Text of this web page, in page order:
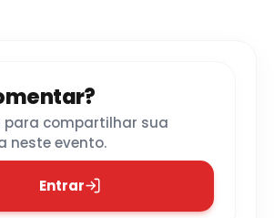
para compartilhar sua
neste evento.
Entrar